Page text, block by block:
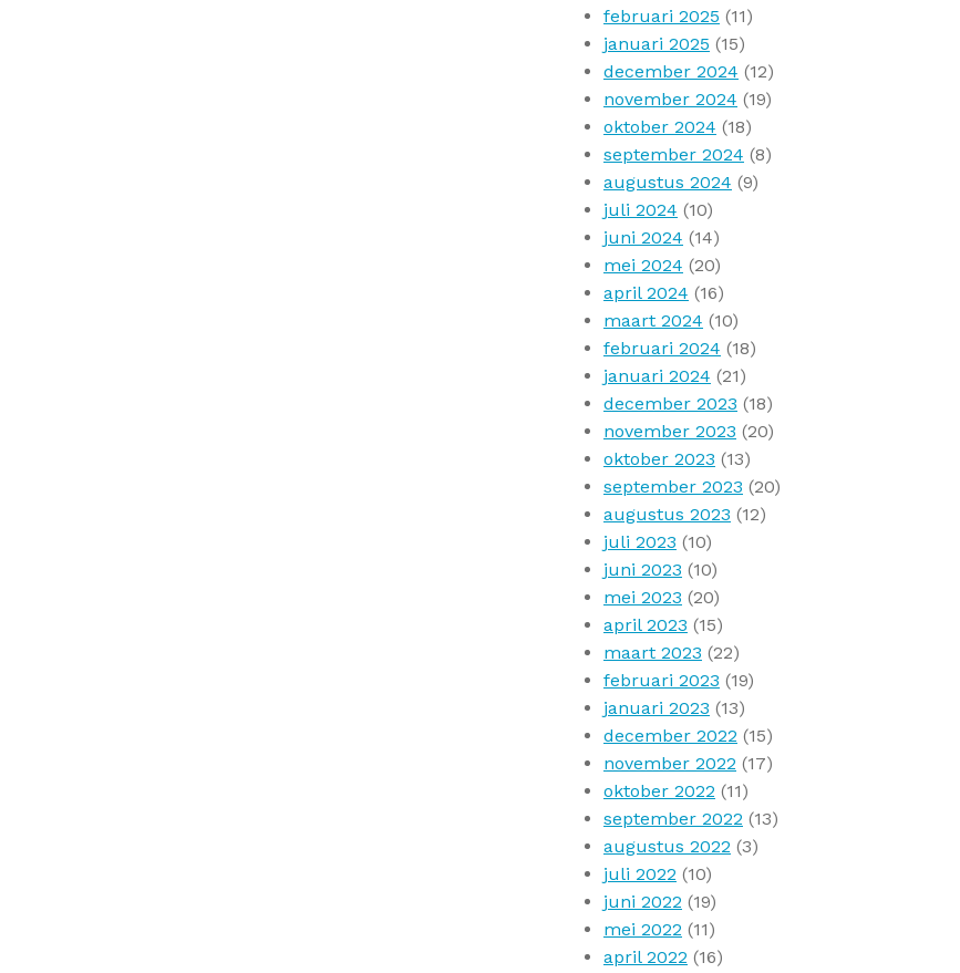
februari 2025 (11)
januari 2025 (15)
december 2024 (12)
november 2024 (19)
oktober 2024 (18)
september 2024 (8)
augustus 2024 (9)
juli 2024 (10)
juni 2024 (14)
mei 2024 (20)
april 2024 (16)
maart 2024 (10)
februari 2024 (18)
januari 2024 (21)
december 2023 (18)
november 2023 (20)
oktober 2023 (13)
september 2023 (20)
augustus 2023 (12)
juli 2023 (10)
juni 2023 (10)
mei 2023 (20)
april 2023 (15)
maart 2023 (22)
februari 2023 (19)
januari 2023 (13)
december 2022 (15)
november 2022 (17)
oktober 2022 (11)
september 2022 (13)
augustus 2022 (3)
juli 2022 (10)
juni 2022 (19)
mei 2022 (11)
april 2022 (16)